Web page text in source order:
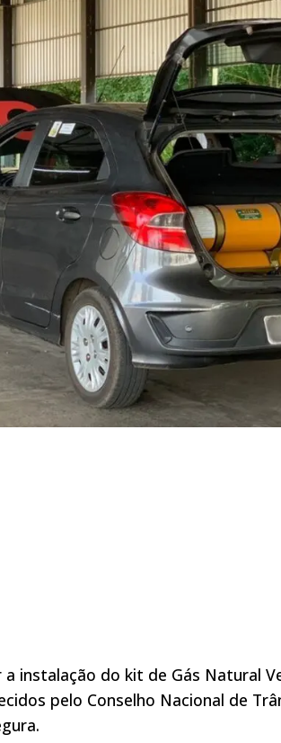
instalação do kit de Gás Natural
pelo Conselho Nacional de